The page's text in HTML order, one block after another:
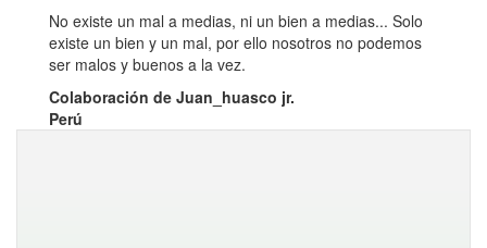
No existe un mal a medias, ni un bien a medias... Solo
existe un bien y un mal, por ello nosotros no podemos
ser malos y buenos a la vez.
Colaboración de Juan_huasco jr.
Perú